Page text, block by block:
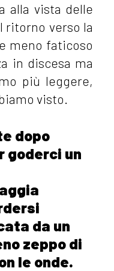
alla vista delle
ritorno verso la
meno faticoso
in discesa ma
più leggere,
visto.
dopo
goderci un
da un
zeppo di
le onde.